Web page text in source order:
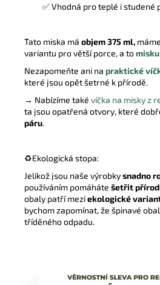
✅ Vhodná pro teplé i studené
Tato miska má objem 375 ml,
variantu pro větší porce, a to
Nezapomeňte ani na praktické
které jsou opět šetrné k přírodě.
→ Nabízíme také víčka na misky z
ta jsou opatřená otvory, které
páru.
♻️Ekologická stopa:
Jelikož jsou naše výrobkysnadno
používáním pomáháte šetřit
obaly patří meziekologické
bychom zapomínat, že špinavé
tříděného odpadu.